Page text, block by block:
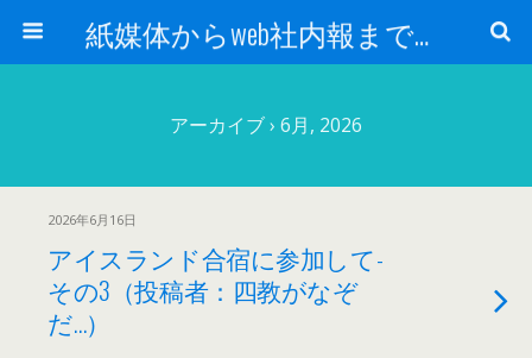
紙媒体からweb社内報まで 社内報制作会社 創言社：東京都千代田区飯田橋駅から１分
アーカイブ › 6月, 2026
2026年6月16日
アイスランド合宿に参加して-
その3（投稿者：四教がなぞ
だ…）